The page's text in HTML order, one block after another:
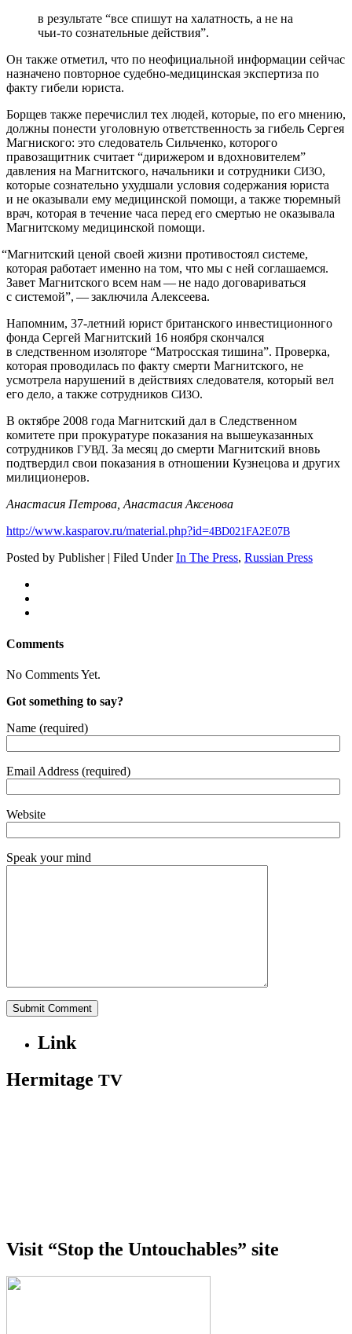
в результате “все спишут на халатность, а не на
чьи-то сознательные действия”.
Он также отметил, что по неофициальной информации сейчас
назначено повторное судебно-медицинская экспертиза по
факту гибели юриста.
Борщев также перечислил тех людей, которые, по его мнению,
должны понести уголовную ответственность за гибель Сергея
Магниского: это следователь Сильченко, которого
правозащитник считает “дирижером и вдохновителем”
давления на Магнитского, начальники и сотрудники СИЗО,
которые сознательно ухудшали условия содержания юриста
и не оказывали ему медицинской помощи, а также тюремный
врач, которая в течение часа перед его смертью не оказывала
Магнитскому медицинской помощи.
“Магнитский ценой своей жизни противостоял системе,
которая работает именно на том, что мы с ней соглашаемся.
Завет Магнитского всем нам — не надо договариваться
с системой”, — заключила Алексеева.
Напомним, 37-летний юрист британского инвестиционного
фонда Сергей Магнитский 16 ноября скончался
в следственном изоляторе “Матросская тишина”. Проверка,
которая проводилась по факту смерти Магнитского, не
усмотрела нарушений в действиях следователя, который вел
его дело, а также сотрудников СИЗО.
В октябре 2008 года Магнитский дал в Следственном
комитете при прокуратуре показания на вышеуказанных
сотрудников ГУВД. За месяц до смерти Магнитский вновь
подтвердил свои показания в отношении Кузнецова и других
милиционеров.
Анастасия Петрова, Анастасия Аксенова
http://www.kasparov.ru/material.php?id=4BD021FA2E07B
Posted by Publisher | Filed UnderIn The Press, Russian Press
Comments
No Comments Yet.
Got something to say?
Name (required)
Email Address (required)
Website
Speak your mind
Link
Hermitage TV
Visit “Stop the Untouchables” site